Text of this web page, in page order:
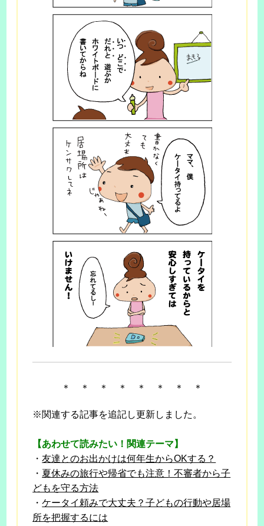
＊ ＊ ＊ ＊ ＊ ＊ ＊ ＊
※関連する記事を追記し更新しました。
【あわせて読みたい！関連テーマ】
・友達とのお出かけは何年生からOKする？
・ 夏休みの旅行や帰省でも注意！不審者から子
どもを守る方法
・ケータイ頼みで大丈夫？子どもの行動や居場
所を把握するには